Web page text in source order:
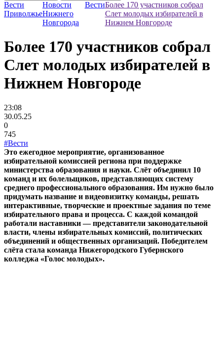
Вести
Приволжье
Новости
Нижнего
Новгорода
ВестиБолее 170 участников собрал
Слет молодых избирателей в
Нижнем Новгороде
Более 170 участников собрал
Слет молодых избирателей в
Нижнем Новгороде
23:08
30.05.25
0
745
#Вести
Это ежегодное мероприятие, организованное
избирательной комиссией региона при поддержке
министерства образования и науки. Слёт объединил 10
команд и их болельщиков, представляющих систему
среднего профессионального образования. Им нужно было
придумать название и видеовизитку команды, решать
интерактивные, творческие и проектные задания по теме
избирательного права и процесса. С каждой командой
работали наставники — представители законодательной
власти, члены избирательных комиссий, политических
объединений и общественных организаций. Победителем
слёта стала команда Нижегородского Губернского
колледжа «Голос молодых».